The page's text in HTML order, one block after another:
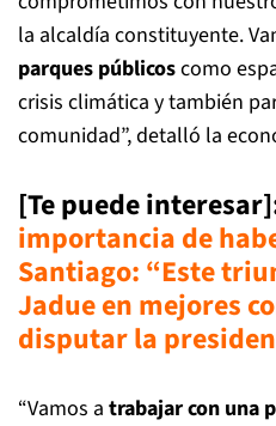
la alcaldía constituyente.
parques públicoscomo
crisis climática y también
comunidad”, detalló la
[Te puede
importancia de
Santiago: “Este
Jadue en mejores
disputar la
“Vamos a trabajar con una